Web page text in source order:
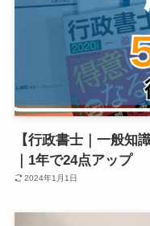
【行政書士｜一般知
｜1年で24点アップ
2024年1月1日